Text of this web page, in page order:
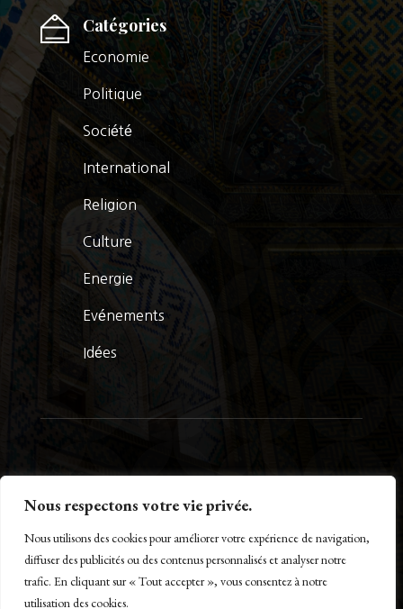
Nous respectons votre vie privée.
Nous utilisons des cookies pour améliorer votre expérience de navigation,
diffuser des publicités ou des contenus personnalisés et analyser notre
trafic. En cliquant sur « Tout accepter », vous consentez à notre
utilisation des cookies.
Catégories
Economie
Politique
Société
International
Religion
Culture
Energie
Evénements
Idées
Créé par Maestro of IT – www.m-o-i.fr